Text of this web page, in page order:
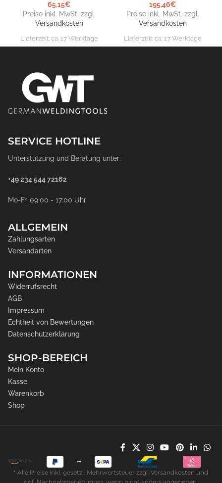
65,15€
Preise inkl. MwSt. zzgl.
Versandkosten
Lieferzeit: ca. 17 Werktage
195,46€
Preise inkl. MwSt. zzgl.
Versandkosten
Lieferzeit: ca. 17 Werktage
SERVICE HOTLINE
Unterstützung und Beratung unter:
+49 234 544 72162
Mo-Fr, 09:00 - 17:00 Uhr
ALLGEMEIN
Zahlungsarten
Versandarten
INFORMATIONEN
Widerrufsrecht
AGB
Impressum
Echtheit von Bewertungen
Datenschutzerklärung
SHOP-BEREICH
Mein Konto
Kasse
Warenkorb
Shop
* Alle Preise inkl. gesetzl. Mehrwertsteuer zzgl. Versandkosten und